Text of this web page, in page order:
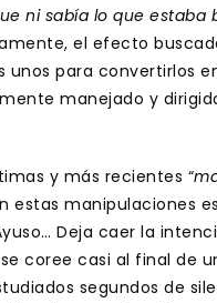
ni sabía lo que estaba
el efecto
unos para convertirlos
manejado y
y más recientes “
estas manipulaciones
Deja caer la
coree casi al final de
segundos de